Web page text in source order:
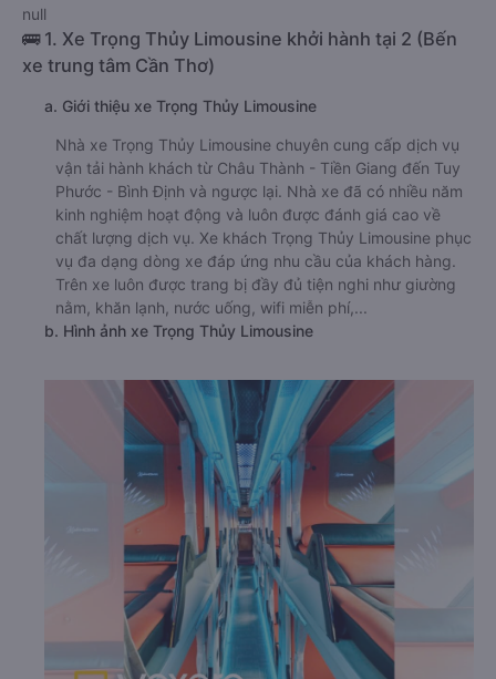
null
🚌 1. Xe Trọng Thủy Limousine khởi hành tại 2 (Bến
xe trung tâm Cần Thơ)
a. Giới thiệu xe Trọng Thủy Limousine
Nhà xe Trọng Thủy Limousine chuyên cung cấp dịch vụ
vận tải hành khách từ Châu Thành - Tiền Giang đến Tuy
Phước - Bình Định và ngược lại. Nhà xe đã có nhiều năm
kinh nghiệm hoạt động và luôn được đánh giá cao về
chất lượng dịch vụ. Xe khách Trọng Thủy Limousine phục
vụ đa dạng dòng xe đáp ứng nhu cầu của khách hàng.
Trên xe luôn được trang bị đầy đủ tiện nghi như giường
nằm, khăn lạnh, nước uống, wifi miễn phí,...
b. Hình ảnh xe Trọng Thủy Limousine